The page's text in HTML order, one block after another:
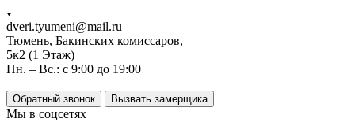
dveri.tyumeni@mail.ru
Тюмень, Бакинских комиссаров,
5к2 (1 Этаж)
Пн. – Вс.: с 9:00 до 19:00
Обратный звонок Вызвать замерщика
Мы в соцсетях